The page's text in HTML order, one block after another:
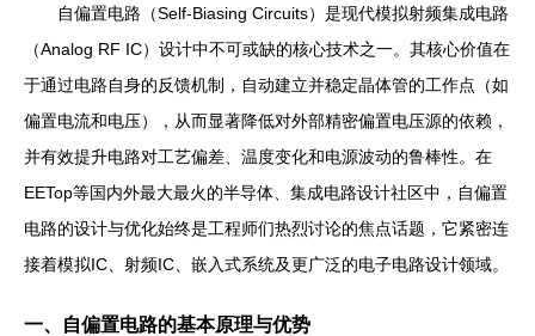
自偏置电路（Self-Biasing Circuits）是现代模拟射频集成电路
（Analog RF IC）设计中不可或缺的核心技术之一。其核心价值在
于通过电路自身的反馈机制，自动建立并稳定晶体管的工作点（如
偏置电流和电压），从而显著降低对外部精密偏置电压源的依赖，
并有效提升电路对工艺偏差、温度变化和电源波动的鲁棒性。在
EETop等国内外最大最火的半导体、集成电路设计社区中，自偏置
电路的设计与优化始终是工程师们热烈讨论的焦点话题，它紧密连
接着模拟IC、射频IC、嵌入式系统及更广泛的电子电路设计领域。
一、自偏置电路的基本原理与优势